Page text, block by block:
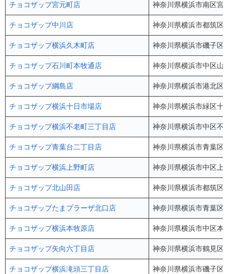
チョコザップ宮元町店 神奈川県横浜市南区
チョコザップ中川店 神奈川県横浜市都筑
チョコザップ横浜久木町店 神奈川県横浜市磯子
チョコザップ石川町本牧通店 神奈川県横浜市中区
チョコザップ綱島店 神奈川県横浜市港北
チョコザップ横浜十日市場店 神奈川県横浜市緑区
チョコザップ横浜不老町三丁目店 神奈川県横浜市中区
チョコザップ青葉台二丁目店 神奈川県横浜市青葉
チョコザップ横浜上野町店 神奈川県横浜市中区
チョコザップ北山田店 神奈川県横浜市都筑
チョコザップたまプラーザ北口店 神奈川県横浜市青葉
チョコザップ横浜本牧原店 神奈川県横浜市中区
チョコザップ矢向六丁目店 神奈川県横浜市鶴見
チョコザップ横浜滝頭三丁目店 神奈川県横浜市磯子